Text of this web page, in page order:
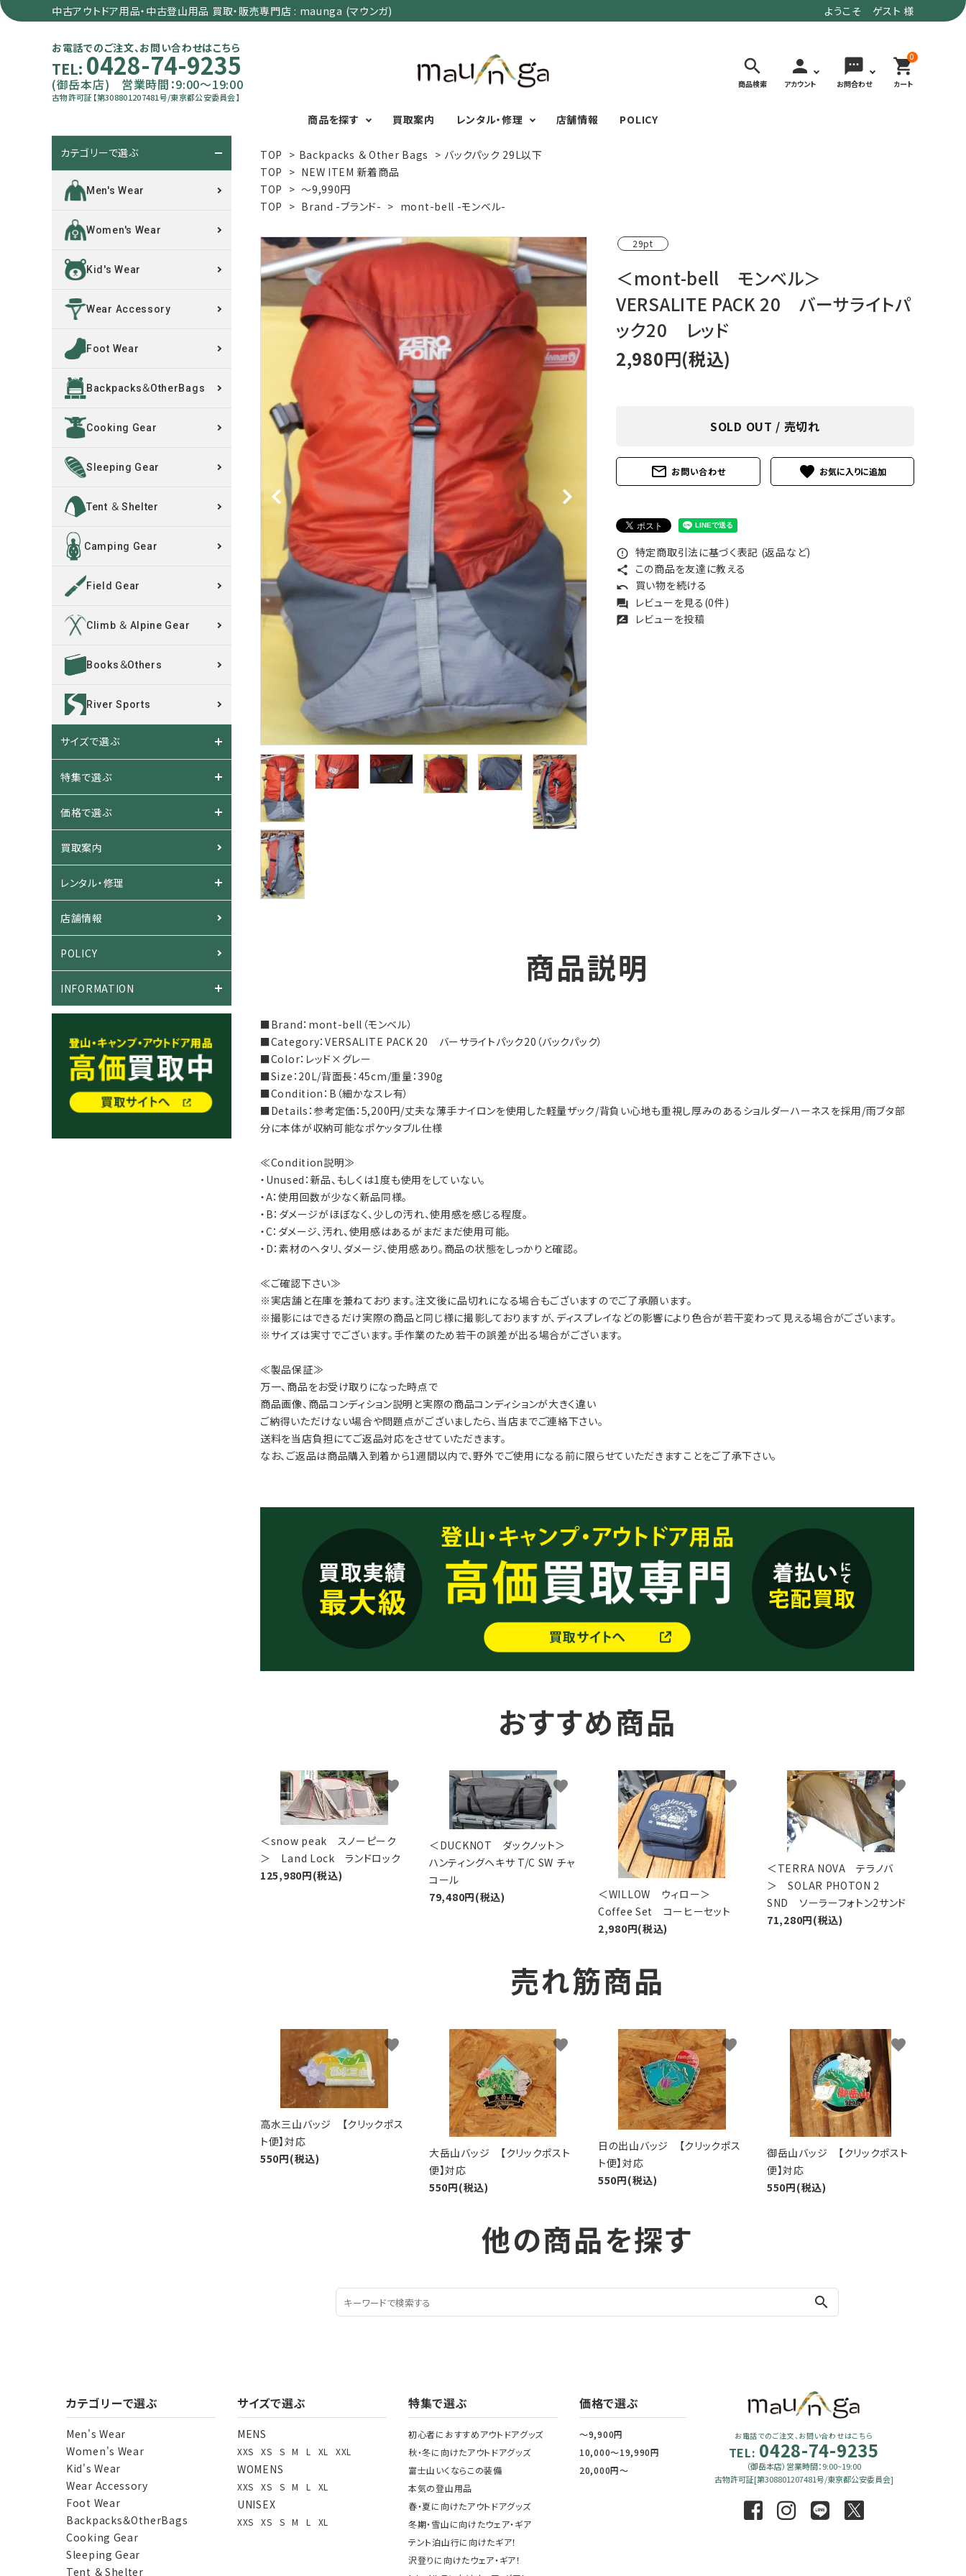
中古アウトドア用品・中古登山用品 買取・販売専門店 : maunga (マウンガ) ようこそ ゲスト 様
お電話でのご注文、お問い合わせはこちら
TEL: 0428-74-9235
(御岳本店) 営業時間：9:00～19:00
古物許可証【第308801207481号/東京都公安委員会】
search
商品検索
person
アカウント
sms
お問合わせ
0
shopping_cart
カート
商品を探す
カテゴリーで選ぶ
Women's Wear
Kid's Wear
Wear Accessory
Foot Wear
Backpacks＆
OtherBags
Cooking Gear
Sleeping Gear
Tent ＆ Shelter
Camping Gear
Field Gear
Climb ＆ Alpine
Gear
Books＆Others
River Sports
サイズで選ぶ
XXSXSSMLXL XXL
WOMENS
UNISEX
XXS
SMLXL
アグッズ
秋・冬に向けたアウトドアグ
ッズ
富士山いくならこの装備
春・夏に向けたアウトドアグ
ッズ
冬期・雪山に向けたウェア・
ギア
トレイルラン向けウェア・ギ
キャンプに向けたギア！
ウェア・ギア
ヴィンテージなアイテム
ウルトラライト系
ミリタリーライン・ミリタリー
買取案内 レンタル・修理 店舗情報 POLICY
レンタル・修理
INFORMATION
ACCOUNT MENU
ようこそ ゲスト 様
ログイン
TOP > Backpacks ＆ Other Bags > バックパック 29L以下
TOP > NEW ITEM 新着商品
TOP > ～9,990円
TOP > Brand -ブランド- > mont-bell -モンベル-
29pt
＜mont-bell モンベル＞
VERSALITE PACK 20 バーサライトパ
ック20 レッド
2,980円(税込)
SOLD OUT / 売切れ
mail_outline お問い合わせ favorite
error_outline 特定商取引法に基づく表記 (返品など)
share この商品を友達に教える
undo 買い物を続ける
forum レビューを見る(0件)
rate_review レビューを投稿
商品説明
■Brand：mont-bell（モンベル）
■Category：VERSALITE PACK 20 バーサライトパック20（バックパック）
■Color：レッド×グレー
■Size：20L/背面長：45cm/重量：390g
■Condition：B（細かなスレ有）
■Details：参考定価：5,200円/丈夫な薄手ナイロンを使用した軽量ザック/背負い心地も重視し厚みのあるショルダーハーネスを採用/雨ブタ部
分に本体が収納可能なポケッタブル仕様
≪Condition説明≫
・Unused：新品、もしくは1度も使用をしていない。
・A：使用回数が少なく新品同様。
・B：ダメージがほぼなく、少しの汚れ、使用感を感じる程度。
・C：ダメージ、汚れ、使用感はあるがまだまだ使用可能。
・D：素材のヘタリ、ダメージ、使用感あり。商品の状態をしっかりと確認。
≪ご確認下さい≫
※実店舗と在庫を兼ねております。注文後に品切れになる場合もございますのでご了承願います。
※撮影にはできるだけ実際の商品と同じ様に撮影しておりますが、ディスプレイなどの影響により色合が若干変わって見える場合がございます。
※サイズは実寸でございます。手作業のため若干の誤差が出る場合がございます。
≪製品保証≫
万一、商品をお受け取りになった時点で
商品画像、商品コンディション説明と実際の商品コンディションが大きく違い
ご納得いただけない場合や問題点がございましたら、当店までご連絡下さい。
送料を当店負担にてご返品対応をさせていただきます。
なお、ご返品は商品購入到着から1週間以内で、野外でご使用になる前に限らせていただきますことをご了承下さい。
おすすめ商品
＜snow peak スノーピーク
＞ Land Lock ランドロック
125,980円(税込)
favorite
＜DUCKNOT ダックノット＞
ハンティングヘキサ T/C SW チャ
コール
79,480円(税込)
favorite
＜WILLOW ウィロー＞
Coffee Set コーヒーセット
2,980円(税込)
favorite
＜TERRA NOVA テラノバ
＞ SOLAR PHOTON 2
SND ソーラーフォトン2サンド
71,280円(税込)
favorite
売れ筋商品
高水三山バッジ 【クリックポス
ト便】対応
550円(税込)
favorite
大岳山バッジ 【クリックポスト
便】対応
550円(税込)
favorite
日の出山バッジ 【クリックポス
ト便】対応
550円(税込)
favorite
御岳山バッジ 【クリックポスト
便】対応
550円(税込)
favorite
他の商品を探す
search
カテゴリーで選ぶ
Men's Wear
Women's Wear
Kid's Wear
Wear Accessory
Foot Wear
Backpacks＆OtherBags
Cooking Gear
Sleeping Gear
Tent ＆ Shelter
Camping Gear
Field Gear
Climb ＆ Alpine Gear
Books＆Others
River Sports
サイズで選ぶ
特集で選ぶ
価格で選ぶ
買取案内
レンタル・修理
店舗情報
POLICY
INFORMATION
カテゴリーで選ぶ
Men's Wear
Women's Wear
Kid's Wear
Wear Accessory
Foot Wear
Backpacks＆OtherBags
Cooking Gear
Sleeping Gear
Tent ＆ Shelter
サイズで選ぶ
MENS
XXS XS S M L XL XXL
WOMENS
XXS XS S M L XL
UNISEX
XXS XS S M L XL
特集で選ぶ
初心者におすすめアウトドアグッズ
秋・冬に向けたアウトドアグッズ
富士山いくならこの装備
本気の登山用品
春・夏に向けたアウトドアグッズ
冬期・雪山に向けたウェア・ギア
テント泊山行に向けたギア！
沢登りに向けたウェア・ギア！
価格で選ぶ
～9,900円
10,000～19,990円
20,000円～
お電話でのご注文、お問い合わせはこちら
TEL: 0428-74-9235
（御岳本店）営業時間：9:00~19:00
古物許可証[第308801207481号/東京都公安委員会]